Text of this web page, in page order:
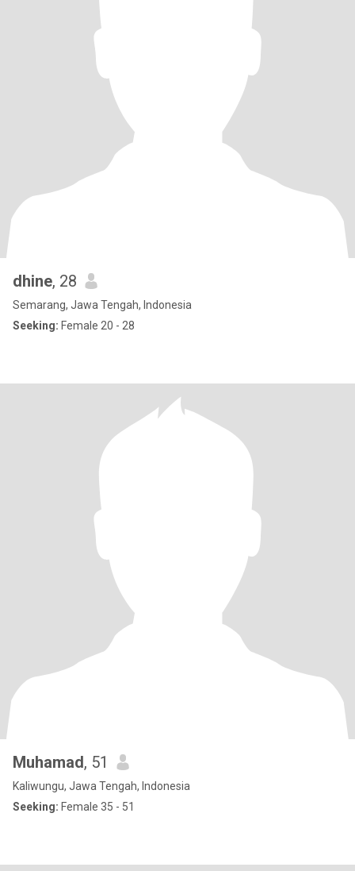
dhine, 28
Semarang, Jawa Tengah, Indonesia
Seeking: Female 20 - 28
Muhamad, 51
Kaliwungu, Jawa Tengah, Indonesia
Seeking: Female 35 - 51